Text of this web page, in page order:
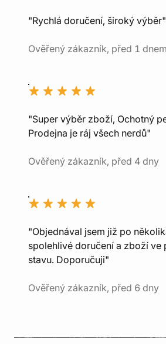
"Rychlá doručení, široký výběr"
Ověřený zákazník, před 1 dnem
"Super výběr zboží, Ochotný
Prodejna je ráj všech nerdů"
Ověřený zákazník, před 4 dny
"Objednával jsem již po
spolehlivé doručení a zboží ve
stavu. Doporučuji"
Ověřený zákazník, před 6 dny